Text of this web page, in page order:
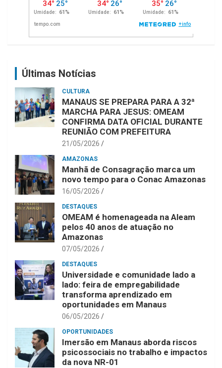
Últimas Notícias
CULTURA
MANAUS SE PREPARA PARA A 32ª
MARCHA PARA JESUS: OMEAM
CONFIRMA DATA OFICIAL DURANTE
REUNIÃO COM PREFEITURA
21/05/2026
AMAZONAS
Manhã de Consagração marca um
novo tempo para o Conac Amazonas
16/05/2026
DESTAQUES
OMEAM é homenageada na Aleam
pelos 40 anos de atuação no
Amazonas
07/05/2026
DESTAQUES
Universidade e comunidade lado a
lado: feira de empregabilidade
transforma aprendizado em
oportunidades em Manaus
06/05/2026
OPORTUNIDADES
Imersão em Manaus aborda riscos
psicossociais no trabalho e impactos
da nova NR-01